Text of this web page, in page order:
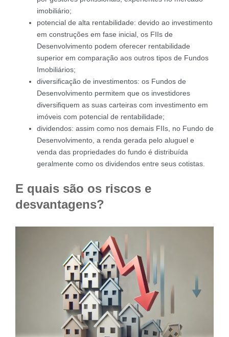
imobiliário;
potencial de alta rentabilidade: devido ao investimento
em construções em fase inicial, os FIIs de
Desenvolvimento podem oferecer rentabilidade
superior em comparação aos outros tipos de Fundos
Imobiliários;
diversificação de investimentos: os Fundos de
Desenvolvimento permitem que os investidores
diversifiquem as suas carteiras com investimento em
imóveis com potencial de rentabilidade;
dividendos: assim como nos demais FIIs, no Fundo de
Desenvolvimento, a renda gerada pelo aluguel e
venda das propriedades do fundo é distribuída
geralmente como os dividendos entre seus cotistas.
E quais são os riscos e
desvantagens?